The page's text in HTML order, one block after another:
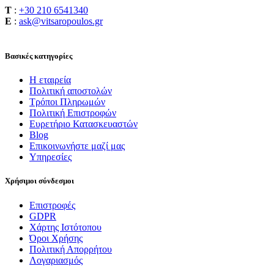
T : +30 210 6541340
E : ask@vitsaropoulos.gr
Βασικές κατηγορίες
Η εταιρεία
Πολιτική αποστολών
Τρόποι Πληρωμών
Πολιτική Επιστροφών
Ευρετήριο Κατασκευαστών
Blog
Επικοινωνήστε μαζί μας
Υπηρεσίες
Χρήσιμοι σύνδεσμοι
Επιστροφές
GDPR
Χάρτης Ιστότοπου
Όροι Χρήσης
Πολιτική Απορρήτου
Λογαριασμός